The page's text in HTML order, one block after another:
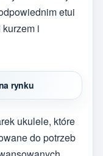
etui
i
rynku
ukulele, które
do potrzeb